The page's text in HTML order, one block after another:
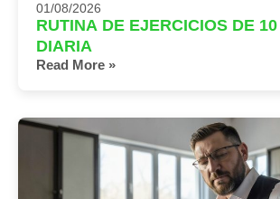
01/08/2026
RUTINA DE EJERCICIOS DE
DIARIA
Read More »